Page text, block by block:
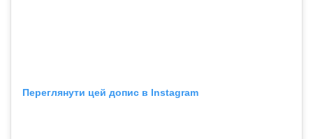
Переглянути цей допис в Instagram